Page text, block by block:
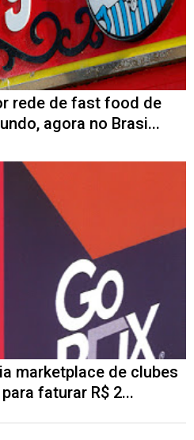
rede de fast food de
agora no Brasi...
marketplace de clubes
faturar R$ 2...